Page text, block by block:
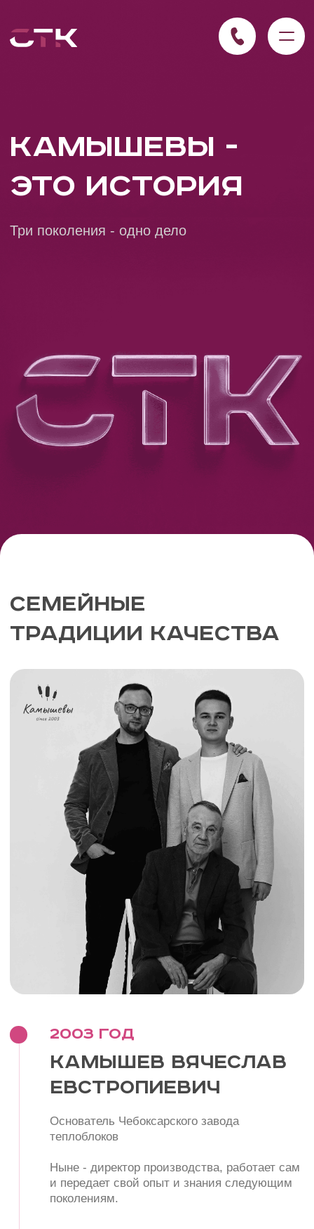
это история
Камышев Вячеслав
Евстропиевич
Основатель Чебоксарского завода
теплоблоков
Ныне - директор производства, работает сам
и передает свой опыт и знания следующим
поколениям.
Камышев Станислав
Вячеславович
Сегодня
Директор по строительству
и владелец завода
предприятие успешно развивается, внедряя
новые
делать качественно и надежно.
СЕМЕЙНЫЕ
Арсений Камышев
Будущее
Активно интересуется строительством и с
детства
впитывает дух семейного дела. Планирует
в будущем продолжить дело деда и отца,